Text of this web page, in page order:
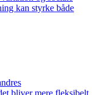
kan styrke både